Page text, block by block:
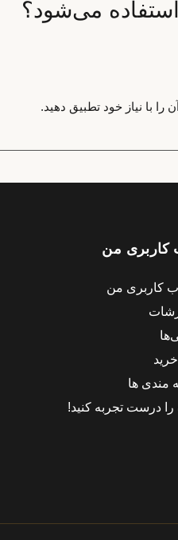
با نیاز خود تطبیق دهید.
من
کاربری من
مندی ها
را درست تجربه کنید!